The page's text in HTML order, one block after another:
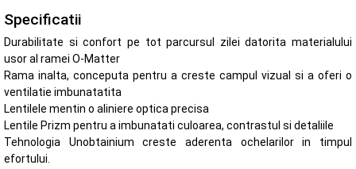
Specificatii
Durabilitate si confort pe tot parcursul zilei datorita materialului
usor al ramei O-Matter
Rama inalta, conceputa pentru a creste campul vizual si a oferi o
ventilatie imbunatatita
Lentilele mentin o aliniere optica precisa
Lentile Prizm pentru a imbunatati culoarea, contrastul si detaliile
Tehnologia Unobtainium creste aderenta ochelarilor in timpul
efortului.